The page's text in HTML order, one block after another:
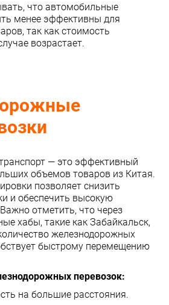
что автомобильные
менее эффективны для
так как стоимость
возрастает.
— это эффективный
объемов товаров из Китая.
позволяет снизить
и обеспечить высокую
отметить, что через
хабы, такие как Забайкальск,
железнодорожных
быстрому перемещению
перевозок:
на большие расстояния.